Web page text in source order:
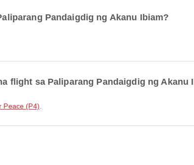
Pandaigdig ng Akanu Ibiam?
flight sa Paliparang Pandaigdig ng Akanu
Peace (P4)